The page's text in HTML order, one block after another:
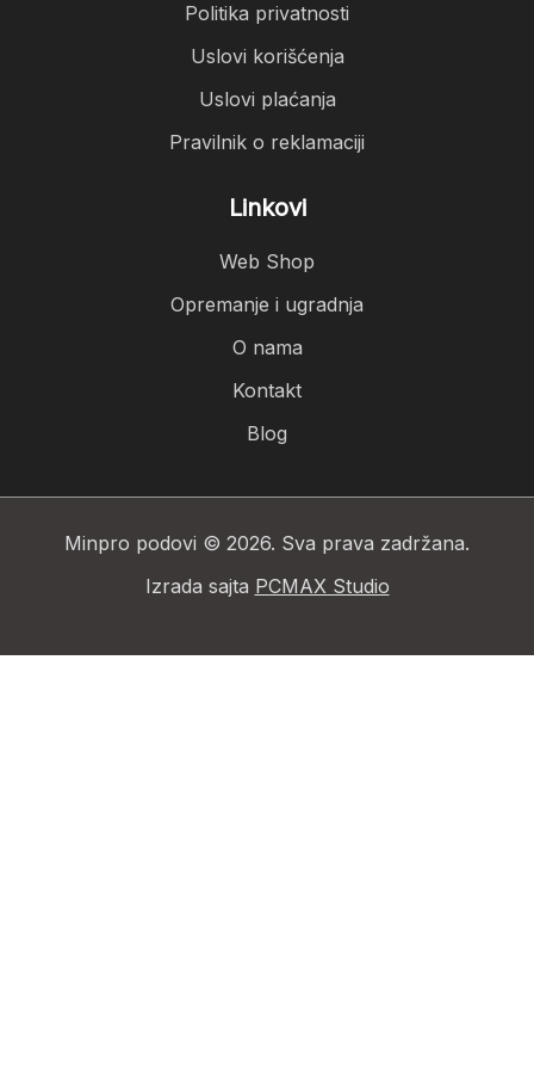
Politika privatnosti
Uslovi korišćenja
Uslovi plaćanja
Pravilnik o reklamaciji
Linkovi
Web Shop
Opremanje i ugradnja
O nama
Kontakt
Blog
Minpro podovi © 2026. Sva prava zadržana.
Izrada sajta PCMAX Studio